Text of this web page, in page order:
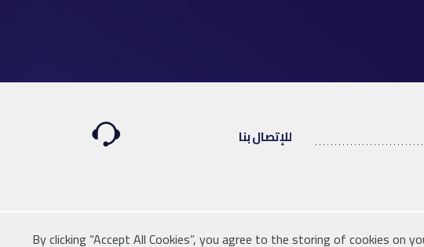
By clicking “Accept All Cookies”, you agree to the storing of cookies on
للإتصال بنا